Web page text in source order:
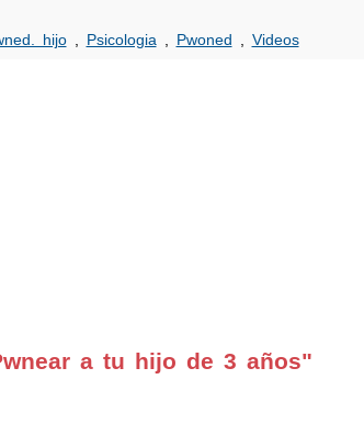
hijo, Psicologia Pwoned Videos
a tu hijo de 3 años"